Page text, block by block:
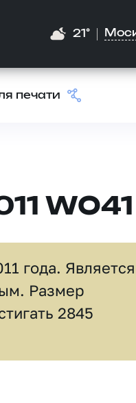
21°
печати
WO41
года. Является
Размер
2845